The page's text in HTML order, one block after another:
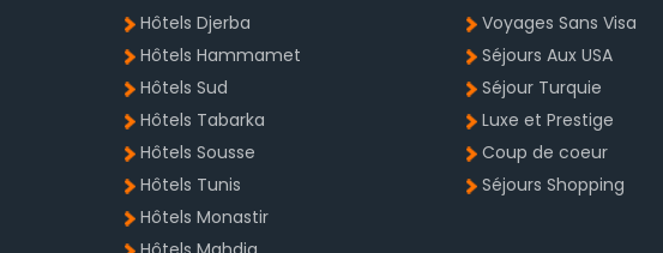
Hôtels Djerba
Hôtels Hammamet
Hôtels Sud
Hôtels Tabarka
Hôtels Sousse
Hôtels Tunis
Hôtels Monastir
Voyages Sans Visa
Séjours Aux USA
Séjour Turquie
Luxe et Prestige
Coup de coeur
Séjours Shopping